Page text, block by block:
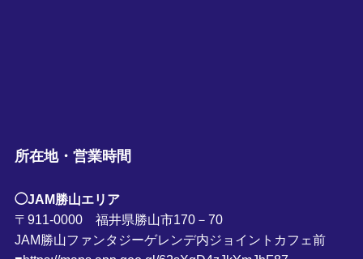
所在地・営業時間
◯JAM勝山エリア
〒911-0000 福井県勝山市170－70
JAM勝山ファンタジーゲレンデ内ジョイントカフェ前